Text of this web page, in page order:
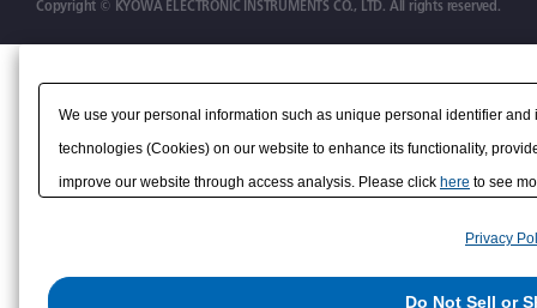
変位計
共和技報
Copyright © KYOWA ELECTRONIC INSTRUMENTS CO., LTD. All rights reserved.
We use your personal information such as unique personal identifier
technologies (Cookies) on our website to enhance its functionality,
improve our website through access analysis. Please click here to see
them or that they have collected from your use of their services or
us on the internet. You have the right to opt out of sale or share of your
Privacy
Do Not Sell or